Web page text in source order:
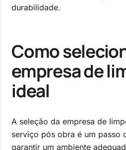
durabilidade.
Como
empresa de
ideal
A seleção da empresa de
serviço pós obra é um passo
garantir um ambiente